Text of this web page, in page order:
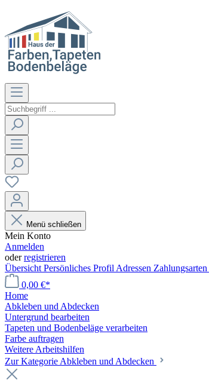
Menü schließen
Mein Konto
Anmelden
oderregistrieren
Übersicht Persönliches Profil Adressen Zahlungsarten
0,00 €*
Home
Abkleben und Abdecken
Untergrund bearbeiten
Tapeten und Bodenbeläge verarbeiten
Farbe auftragen
Weitere Arbeitshilfen
Zur Kategorie Abkleben und Abdecken